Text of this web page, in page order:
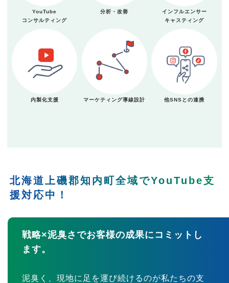
YouTube
コンサルティング
分析・改善
インフルエンサー
キャスティング
内製化支援 マーケティング導線設計 他SNSとの連携
北海道上磯郡知内町全域でYouTube支
援対応中！
戦略×泥臭さでお客様の成果にコミットし
ます。
泥臭く、現地に足を運び続けるのが私たちの支